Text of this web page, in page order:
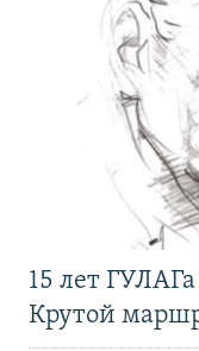
15 лет
Крутой